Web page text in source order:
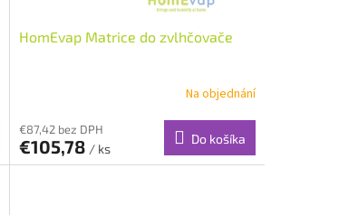
HomEvap Matrice do zvlhčovače
Na objednání
€87,42 bez DPH
€105,78 / ks
Do košíka